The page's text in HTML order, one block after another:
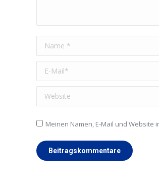
Name *
E-Mail *
Website
Meinen Namen, E-Mail und
Beitragskommentare